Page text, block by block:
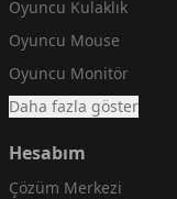
Oyuncu Kulaklık
Oyuncu Mouse
Oyuncu Monitör
Daha fazla göster
Hesabım
Çözüm Merkezi